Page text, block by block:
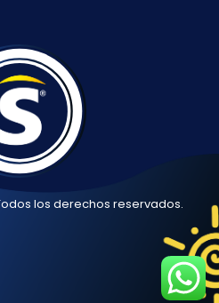
los derechos reservados.